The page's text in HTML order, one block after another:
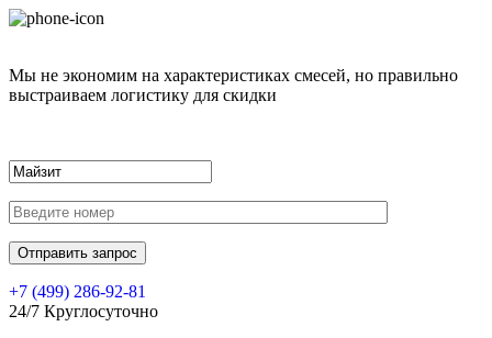
Мы не экономим на характеристиках смесей, но правильно
выстраиваем логистику для скидки
+7 (499) 286-92-81
24/7 Круглосуточно